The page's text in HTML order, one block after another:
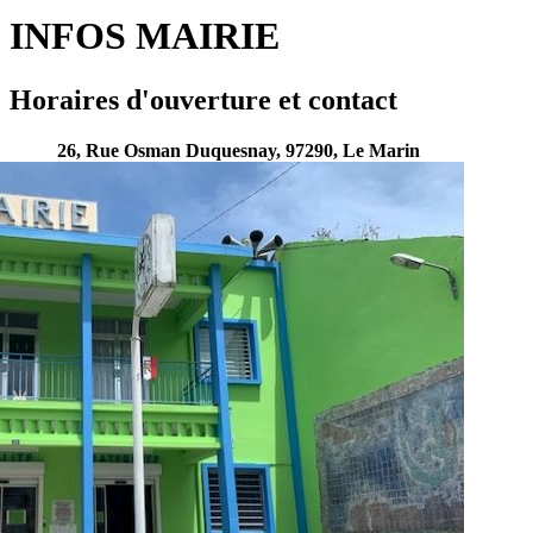
INFOS MAIRIE
Horaires d'ouverture et contact
26, Rue Osman Duquesnay, 97290, Le Marin